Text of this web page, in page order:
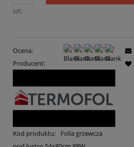
szt.
Ocena:
Producent:
Kod produktu:
Folia grzewcza